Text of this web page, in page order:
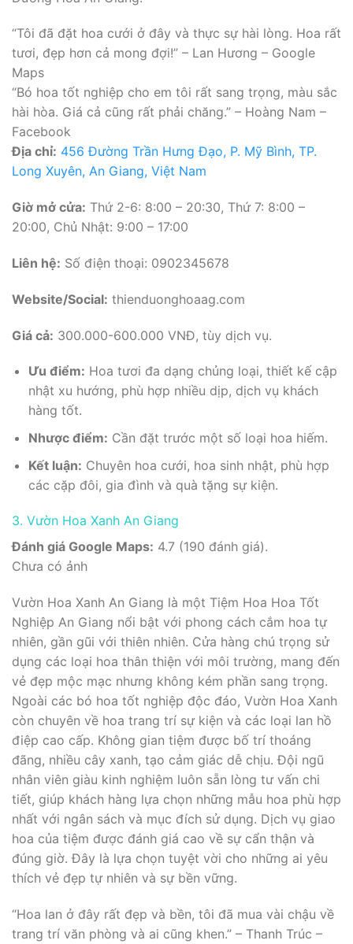
“Tôi đã đặt hoa cưới ở đây và thực sự hài lòng. Hoa rất
tươi, đẹp hơn cả mong đợi!” – Lan Hương – Google
Maps
“Bó hoa tốt nghiệp cho em tôi rất sang trọng, màu sắc
hài hòa. Giá cả cũng rất phải chăng.” – Hoàng Nam –
Facebook
Địa chỉ: 456 Đường Trần Hưng Đạo, P. Mỹ Bình, TP.
Long Xuyên, An Giang, Việt Nam
Giờ mở cửa: Thứ 2-6: 8:00 – 20:30, Thứ 7: 8:00 –
20:00, Chủ Nhật: 9:00 – 17:00
Liên hệ: Số điện thoại: 0902345678
Website/Social: thienduonghoaag.com
Giá cả: 300.000-600.000 VNĐ, tùy dịch vụ.
Ưu điểm: Hoa tươi đa dạng chủng loại, thiết kế cập
nhật xu hướng, phù hợp nhiều dịp, dịch vụ khách
hàng tốt.
Nhược điểm: Cần đặt trước một số loại hoa hiếm.
Kết luận: Chuyên hoa cưới, hoa sinh nhật, phù hợp
các cặp đôi, gia đình và quà tặng sự kiện.
3. Vườn Hoa Xanh An Giang
Đánh giá Google Maps: 4.7 (190 đánh giá).
Chưa có ảnh
Vườn Hoa Xanh An Giang là một Tiệm Hoa Hoa Tốt
Nghiệp An Giang nổi bật với phong cách cắm hoa tự
nhiên, gần gũi với thiên nhiên. Cửa hàng chú trọng sử
dụng các loại hoa thân thiện với môi trường, mang đến
vẻ đẹp mộc mạc nhưng không kém phần sang trọng.
Ngoài các bó hoa tốt nghiệp độc đáo, Vườn Hoa Xanh
còn chuyên về hoa trang trí sự kiện và các loại lan hồ
điệp cao cấp. Không gian tiệm được bố trí thoáng
đãng, nhiều cây xanh, tạo cảm giác dễ chịu. Đội ngũ
nhân viên giàu kinh nghiệm luôn sẵn lòng tư vấn chi
tiết, giúp khách hàng lựa chọn những mẫu hoa phù hợp
nhất với ngân sách và mục đích sử dụng. Dịch vụ giao
hoa của tiệm được đánh giá cao về sự cẩn thận và
đúng giờ. Đây là lựa chọn tuyệt vời cho những ai yêu
thích vẻ đẹp tự nhiên và sự bền vững.
“Hoa lan ở đây rất đẹp và bền, tôi đã mua vài chậu về
trang trí văn phòng và ai cũng khen.” – Thanh Trúc –